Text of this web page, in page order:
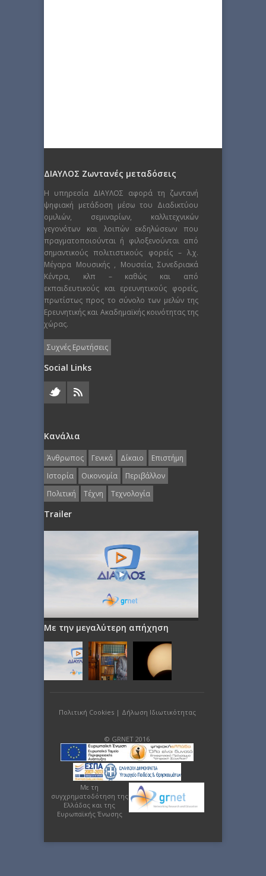
ΔΙΑΥΛΟΣ Ζωντανές μεταδόσεις
Η υπηρεσία ΔΙΑΥΛΟΣ αφορά τη ζωντανή
ψηφιακή μετάδοση μέσω του Διαδικτύου
ομιλιών, σεμιναρίων, καλλιτεχνικών
γεγονότων και λοιπών εκδηλώσεων που
πραγματοποιούνται ή φιλοξενούνται από
σημαντικούς πολιτιστικούς φορείς – λ.χ.
Μέγαρα Μουσικής , Μουσεία, Συνεδριακά
Κέντρα, κλπ – καθώς και από
εκπαιδευτικούς και ερευνητικούς φορείς,
πρωτίστως προς το σύνολο των μελών της
Ερευνητικής και Ακαδημαϊκής κοινότητας της
χώρας.
Συχνές Ερωτήσεις
Social Links
Κανάλια
Άνθρωπος Γενικά Δίκαιο
Επιστήμη
Ιστορία
Οικονομία
Περιβάλλον
Πολιτική
Τέχνη Τεχνολογία
Trailer
Με την μεγαλύτερη απήχηση
Πολιτική Cookies| Δήλωση Ιδιωτικότητας
© GRNET 2016
Με τη
συγχρηματοδότηση της
Ελλάδας και της
Ευρωπαϊκής Ένωσης